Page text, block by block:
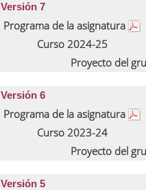
Versión 7
Programa de la asignatura
Curso 2024-25
Proyecto del
Versión 6
Programa de la asignatura
Curso 2023-24
Proyecto del
Versión 5